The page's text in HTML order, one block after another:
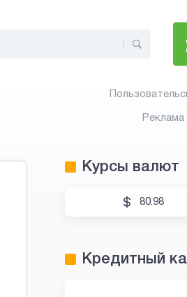
Реклама
Курсы валют
80.98
Кредитный